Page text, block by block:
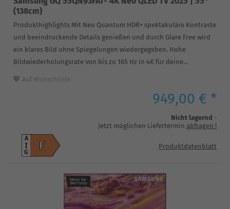
(138cm)
Produkthighlights Mit Neo Quantum HDR+ spektakuläre Kontraste
und beeindruckende Details genießen und durch Glare Free wird
ein klares Bild ohne Spiegelungen wiedergegeben. Hohe
Bildwiederholungsrate von bis zu 165 Hz in 4K für deine...
Auf Wunschliste
949,00 € *
Nicht lagernd -
Jetzt möglichen Liefertermin abfragen !
F
A
G
Produktdatenblatt